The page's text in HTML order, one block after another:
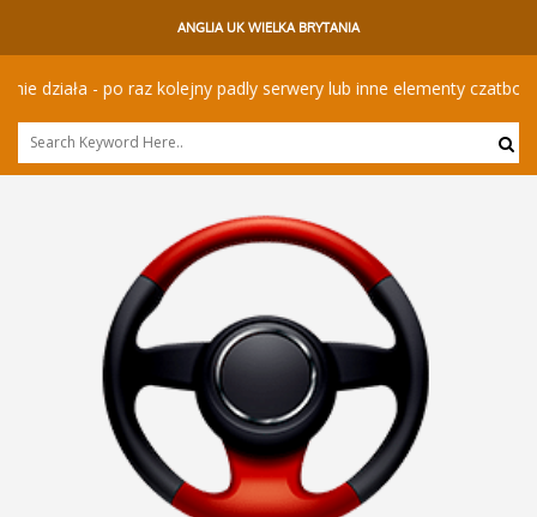
ANGLIA UK WIELKA BRYTANIA
- po raz kolejny padly serwery lub inne elementy czatbota